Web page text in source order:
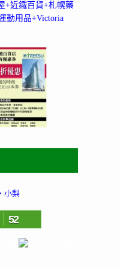
+近鐵百貨+札幌藥
動用品+Victoria
小梨
52